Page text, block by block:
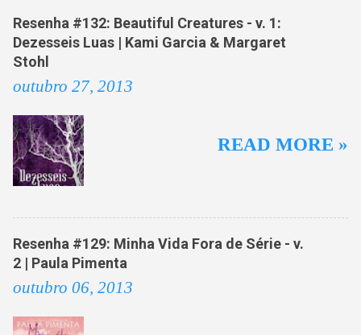
Resenha #132: Beautiful Creatures - v. 1:
Dezesseis Luas | Kami Garcia & Margaret
Stohl
outubro 27, 2013
READ MORE »
Resenha #129: Minha Vida Fora de Série - v.
2 | Paula Pimenta
outubro 06, 2013